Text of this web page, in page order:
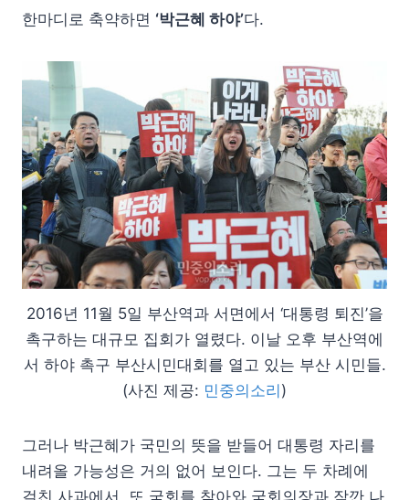
한마디로 축약하면 ‘박근혜 하야’다.
2016년 11월 5일 부산역과 서면에서 ‘대통령 퇴진’을
촉구하는 대규모 집회가 열렸다. 이날 오후 부산역에
서 하야 촉구 부산시민대회를 열고 있는 부산 시민들.
(사진 제공: 민중의소리 )
그러나 박근혜가 국민의 뜻을 받들어 대통령 자리를
내려올 가능성은 거의 없어 보인다. 그는 두 차례에